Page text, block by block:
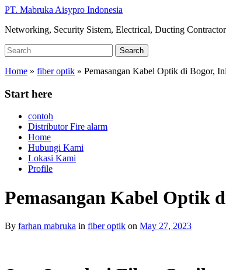
Skip
main
PT. Mabruka Aisypro Indonesia
Networking, Security Sistem, Electrical, Ducting Contractor
Search
for:
Search
Home » fiber optik » Pemasangan Kabel Optik di Bogor,
Start here
contoh
Distributor Fire alarm
Home
Hubungi Kami
Lokasi Kami
Profile
Pemasangan Kabel Optik
By farhan mabruka in fiber optik on May 27, 2023